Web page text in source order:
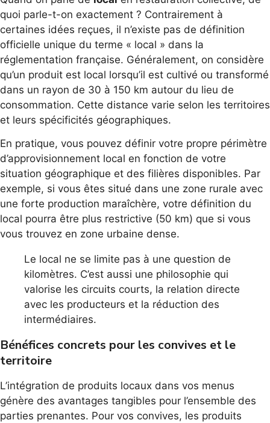
quoi parle-t-on exactement ? Contrairement à
certaines idées reçues, il n’existe pas de définition
officielle unique du terme « local » dans la
réglementation française. Généralement, on considère
qu’un produit est local lorsqu’il est cultivé ou transformé
dans un rayon de 30 à 150 km autour du lieu de
consommation. Cette distance varie selon les territoires
et leurs spécificités géographiques.
En pratique, vous pouvez définir votre propre périmètre
d’approvisionnement local en fonction de votre
situation géographique et des filières disponibles. Par
exemple, si vous êtes situé dans une zone rurale avec
une forte production maraîchère, votre définition du
local pourra être plus restrictive (50 km) que si vous
vous trouvez en zone urbaine dense.
Le local ne se limite pas à une question de
kilomètres. C’est aussi une philosophie qui
valorise les circuits courts, la relation directe
avec les producteurs et la réduction des
intermédiaires.
Bénéfices concrets pour les convives et le
territoire
L’intégration de produits locaux dans vos menus
génère des avantages tangibles pour l’ensemble des
parties prenantes. Pour vos convives, les produits